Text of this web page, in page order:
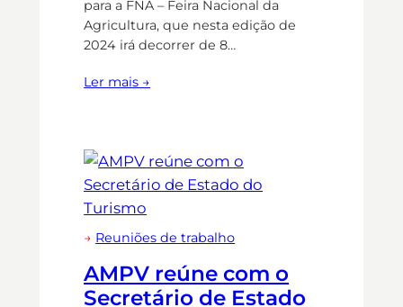
para a FNA – Feira Nacional da
Agricultura, que nesta edição de
2024 irá decorrer de 8…
Ler mais →
→ Reuniões de trabalho
AMPV reúne com o
Secretário de Estado